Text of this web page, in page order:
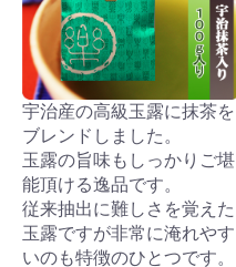
宇治産の高級玉露に抹茶を
ブレンドしました。
玉露の旨味もしっかりご堪
能頂ける逸品です。
従来抽出に難しさを覚えた
玉露ですが非常に淹れやす
いのも特徴のひとつです。